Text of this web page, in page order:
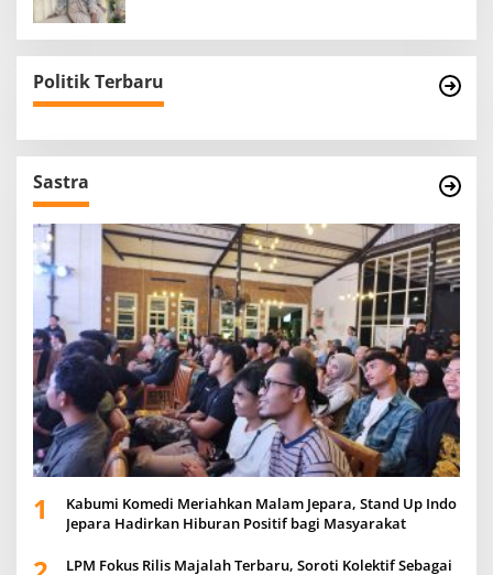
Politik Terbaru
Sastra
1
Kabumi Komedi Meriahkan Malam Jepara, Stand Up Indo
Jepara Hadirkan Hiburan Positif bagi Masyarakat
LPM Fokus Rilis Majalah Terbaru, Soroti Kolektif Sebagai